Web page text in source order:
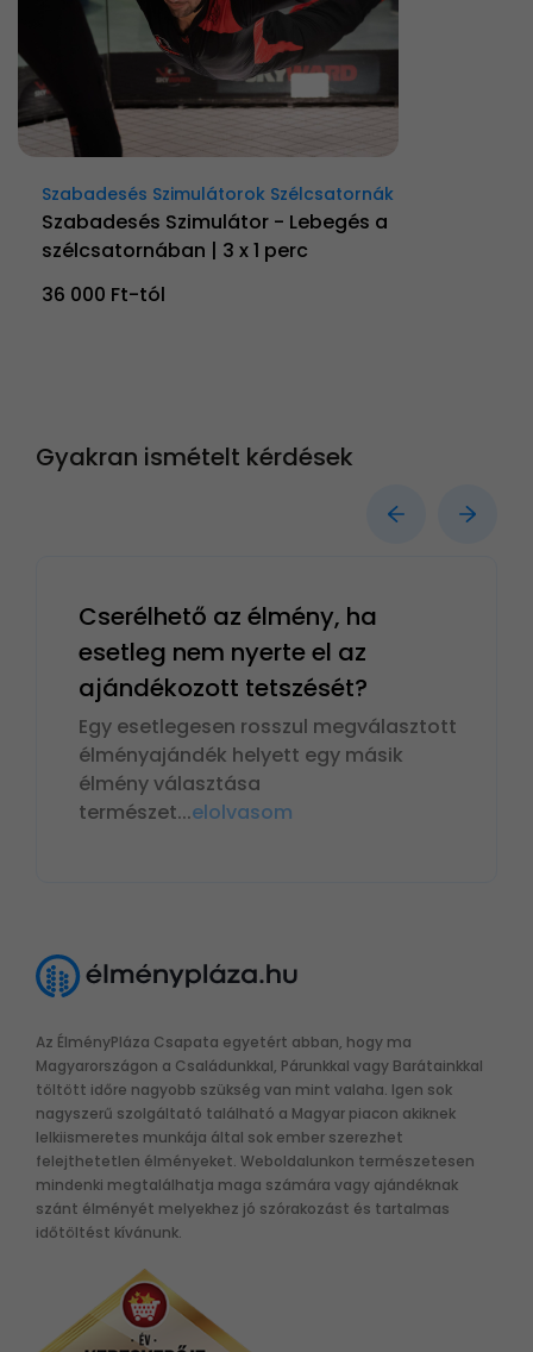
Szabadesés Szimulátorok Szélcsatornák
Szabadesés Szimulátor - Lebegés a
szélcsatornában | 3 x 1 perc
36 000 Ft-tól
Gyakran ismételt kérdések
Cserélhető az élmény, ha
esetleg nem nyerte el az
ajándékozott tetszését?
Egy esetlegesen rosszul megválasztott
élményajándék helyett egy másik
élmény választása
természet...elolvasom
Az ÉlményPláza Csapata egyetért abban, hogy ma
Magyarországon a Családunkkal, Párunkkal vagy Barátainkkal
töltött időre nagyobb szükség van mint valaha. Igen sok
nagyszerű szolgáltató található a Magyar piacon akiknek
lelkiismeretes munkája által sok ember szerezhet
felejthetetlen élményeket. Weboldalunkon természetesen
mindenki megtalálhatja maga számára vagy ajándéknak
szánt élményét melyekhez jó szórakozást és tartalmas
időtöltést kívánunk.